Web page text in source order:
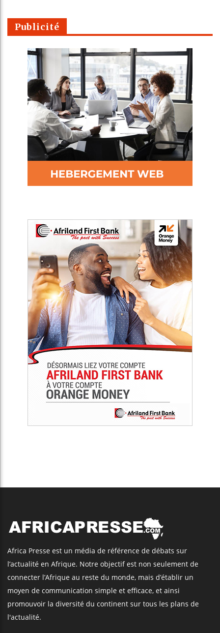
Publicité
Africa Presse est un média de référence de débats sur
l’actualité en Afrique. Notre objectif est non seulement de
connecter l’Afrique au reste du monde, mais d’établir un
moyen de communication simple et efficace, et ainsi
promouvoir la diversité du continent sur tous les plans de
l'actualité.